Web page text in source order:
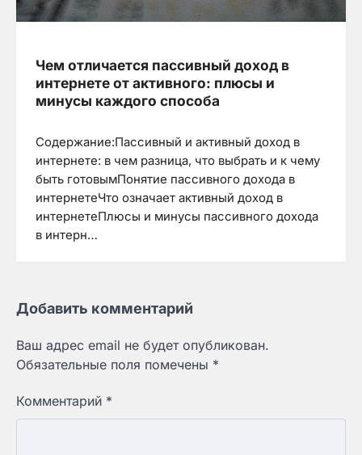
Чем отличается пассивный доход в
интернете от активного: плюсы и
минусы каждого способа
Содержание:Пассивный и активный доход в
интернете: в чем разница, что выбрать и к чему
быть готовымПонятие пассивного дохода в
интернетеЧто означает активный доход в
интернетеПлюсы и минусы пассивного дохода
в интерн…
Добавить комментарий
Ваш адрес email не будет опубликован.
Обязательные поля помечены *
Комментарий *